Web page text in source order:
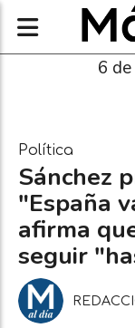
6
Sánchez
"España
afirma
seguir
Política